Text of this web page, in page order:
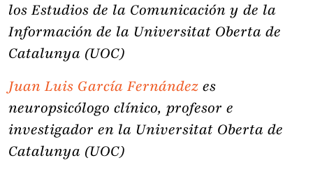
los Estudios de la Comunicación y de la
Información de la Universitat Oberta de
Catalunya (UOC)
Juan Luis García Fernández es
neuropsicólogo clínico, profesor e
investigador en la Universitat Oberta de
Catalunya (UOC)